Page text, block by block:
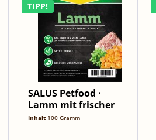
TIPP!
SALUS Petfood ·
Lamm mit frischer
Minznote ·...
Inhalt 100 Gramm